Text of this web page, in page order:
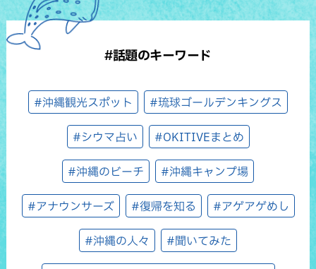
#話題のキーワード
#沖縄観光スポット #琉球ゴールデンキングス
#シウマ占い #OKITIVEまとめ
#沖縄のビーチ #沖縄キャンプ場
#アナウンサーズ #復帰を知る #アゲアゲめし
#沖縄の人々 #聞いてみた